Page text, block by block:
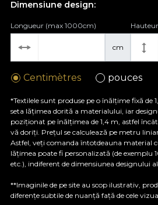
Dimensiune design:
cm
Longueur (max 1000cm)
Centimètres pouces
*Textilele sunt produse pe o înălțime fixă
seta lățimea dorită a materialului, iar
poziționat pe înălțimea de 1,4 m, astfel
vă doriți. Prețul se calculează pe metru
Astfel, veți comanda întotdeauna material
lățimea poate fi personalizată (de exemplu
etc.), indiferent de dimensiunea designului
**Imaginile de pe site au scop ilustrativ,
diferențe subtile de nuanță față de cele